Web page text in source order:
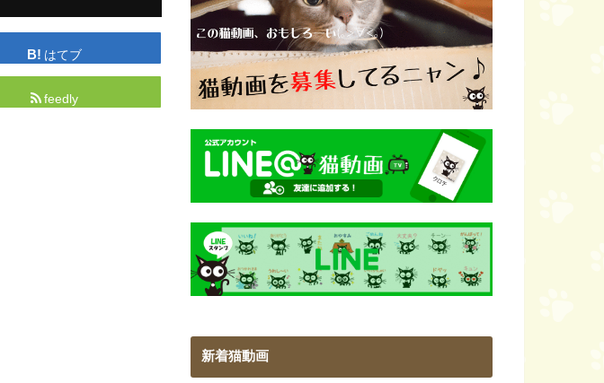
はてブ
feedly
新着猫動画